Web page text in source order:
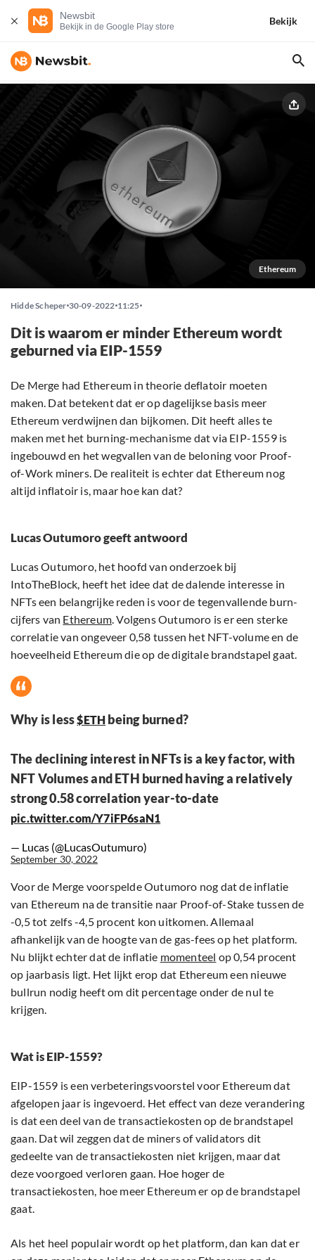
Newsbit
Bekijk in de Google Play store
Bekijk
Ethereum
Hidde Scheper 30-09-2022 11:25
Dit is waarom er minder Ethereum wordt
geburned via EIP-1559
De Merge had Ethereum in theorie deflatoir moeten
maken. Dat betekent dat er op dagelijkse basis meer
Ethereum verdwijnen dan bijkomen. Dit heeft alles te
maken met het burning-mechanisme dat via EIP-1559 is
ingebouwd en het wegvallen van de beloning voor Proof-
of-Work miners. De realiteit is echter dat Ethereum nog
altijd inflatoir is, maar hoe kan dat?
Lucas Outumoro geeft antwoord
Lucas Outumoro, het hoofd van onderzoek bij
IntoTheBlock, heeft het idee dat de dalende interesse in
NFTs een belangrijke reden is voor de tegenvallende burn-
cijfers van Ethereum. Volgens Outumoro is er een sterke
correlatie van ongeveer 0,58 tussen het NFT-volume en de
hoeveelheid Ethereum die op de digitale brandstapel gaat.
Why is less$ETH being burned?
The declining interest in NFTs is a key factor, with
NFT Volumes and ETH burned having a relatively
strong 0.58 correlation year-to-date
pic.twitter.com/Y7iFP6saN1
— Lucas (@LucasOutumuro)
September 30, 2022
Voor de Merge voorspelde Outumoro nog dat de inflatie
van Ethereum na de transitie naar Proof-of-Stake tussen de
-0,5 tot zelfs -4,5 procent kon uitkomen. Allemaal
afhankelijk van de hoogte van de gas-fees op het platform.
Nu blijkt echter dat de inflatie momenteel op 0,54 procent
op jaarbasis ligt. Het lijkt erop dat Ethereum een nieuwe
bullrun nodig heeft om dit percentage onder de nul te
krijgen.
Wat is EIP-1559?
EIP-1559 is een verbeteringsvoorstel voor Ethereum dat
afgelopen jaar is ingevoerd. Het effect van deze verandering
is dat een deel van de transactiekosten op de brandstapel
gaan. Dat wil zeggen dat de miners of validators dit
gedeelte van de transactiekosten niet krijgen, maar dat
deze voorgoed verloren gaan. Hoe hoger de
transactiekosten, hoe meer Ethereum er op de brandstapel
gaat.
Als het heel populair wordt op het platform, dan kan dat er